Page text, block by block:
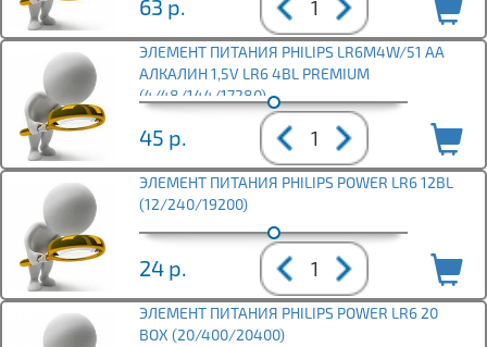
63 р.
ЭЛЕМЕНТ ПИТАНИЯ PHILIPS LR6M4W/51 АА
АЛКАЛИН 1,5V LR6 4BL PREMIUM
(4/48/144/17280)
45 р.
ЭЛЕМЕНТ ПИТАНИЯ PHILIPS POWER LR6 12BL
(12/240/19200)
24 р.
ЭЛЕМЕНТ ПИТАНИЯ PHILIPS POWER LR6 20
BOX (20/400/20400)